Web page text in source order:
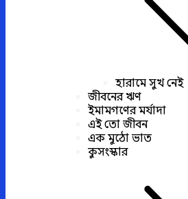
হারামে সুখ নেই
জীবনের ঋণ
ইমামগণের মর্যাদা
এই তো জীবন
এক মুঠো ভাত
কুসংস্কার